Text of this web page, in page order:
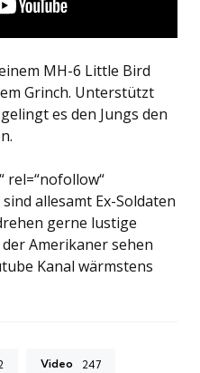
MH-6 Little Bird
Grinch. Unterstützt
es den Jungs den
“ rel=“nofollow“
allesamt Ex-Soldaten
gerne lustige
Amerikaner sehen
Kanal wärmstens
Video 247